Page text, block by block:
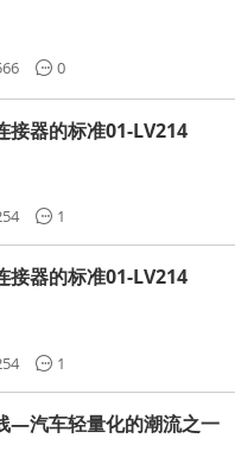
0
接器的标准01-LV214
1
接器的标准01-LV214
1
—汽车轻量化的潮流之一